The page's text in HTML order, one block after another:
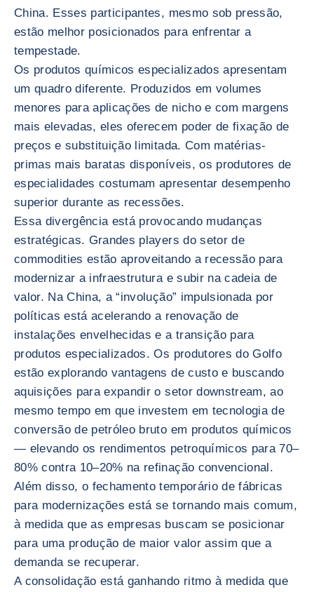
China. Esses participantes, mesmo sob pressão,
estão melhor posicionados para enfrentar a
tempestade.
Os produtos químicos especializados apresentam
um quadro diferente. Produzidos em volumes
menores para aplicações de nicho e com margens
mais elevadas, eles oferecem poder de fixação de
preços e substituição limitada. Com matérias-
primas mais baratas disponíveis, os produtores de
especialidades costumam apresentar desempenho
superior durante as recessões.
Essa divergência está provocando mudanças
estratégicas. Grandes players do setor de
commodities estão aproveitando a recessão para
modernizar a infraestrutura e subir na cadeia de
valor. Na China, a “involução” impulsionada por
políticas está acelerando a renovação de
instalações envelhecidas e a transição para
produtos especializados. Os produtores do Golfo
estão explorando vantagens de custo e buscando
aquisições para expandir o setor downstream, ao
mesmo tempo em que investem em tecnologia de
conversão de petróleo bruto em produtos químicos
— elevando os rendimentos petroquímicos para 70–
80% contra 10–20% na refinação convencional.
Além disso, o fechamento temporário de fábricas
para modernizações está se tornando mais comum,
à medida que as empresas buscam se posicionar
para uma produção de maior valor assim que a
demanda se recuperar.
A consolidação está ganhando ritmo à medida que